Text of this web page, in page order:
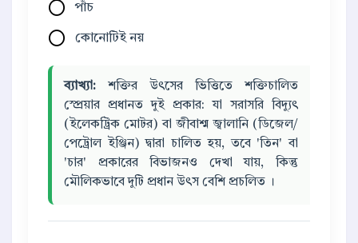
পাঁচ
কোনোটিই নয়
ব্যাখ্যা: শক্তির উৎসের ভিত্তিতে শক্তিচালিত
স্প্রেয়ার প্রধানত দুই প্রকার: যা সরাসরি বিদ্যুৎ
(ইলেকট্রিক মোটর) বা জীবাশ্ম জ্বালানি (ডিজেল/
পেট্রোল ইঞ্জিন) দ্বারা চালিত হয়, তবে 'তিন' বা
'চার' প্রকারের বিভাজনও দেখা যায়, কিন্তু
মৌলিকভাবে দুটি প্রধান উৎস বেশি প্রচলিত ।